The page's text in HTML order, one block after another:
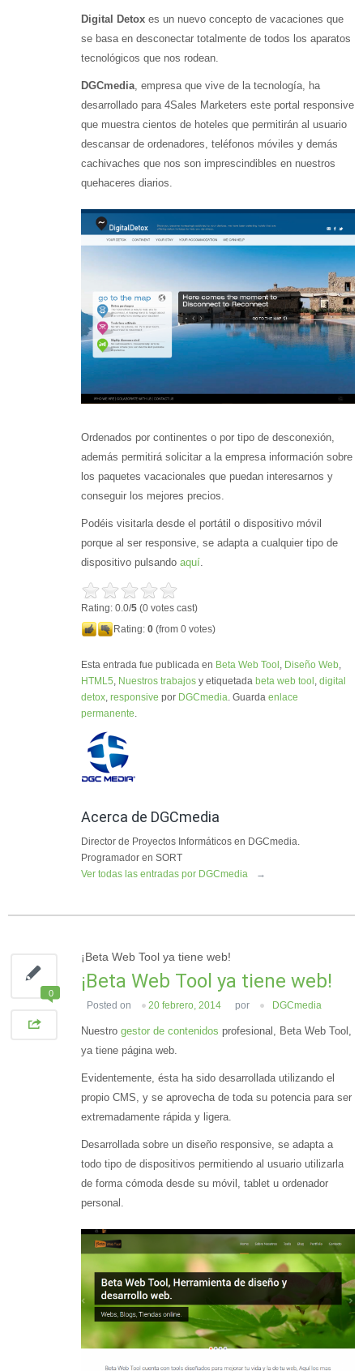
Digital Detox es un nuevo concepto de vacaciones que
se basa en desconectar totalmente de todos los aparatos
tecnológicos que nos rodean.
DGCmedia, empresa que vive de la tecnología, ha
desarrollado para 4Sales Marketers este portal responsive
que muestra cientos de hoteles que permitirán al usuario
descansar de ordenadores, teléfonos móviles y demás
cachivaches que nos son imprescindibles en nuestros
quehaceres diarios.
Ordenados por continentes o por tipo de desconexión,
además permitirá solicitar a la empresa información sobre
los paquetes vacacionales que puedan interesarnos y
conseguir los mejores precios.
Podéis visitarla desde el portátil o dispositivo móvil
porque al ser responsive, se adapta a cualquier tipo de
dispositivo pulsando aquí
Rating: 0.0/5 (0 votes cast)
Rating: 0 (from 0 votes)
Esta entrada fue publicada en Beta Web Tool , Diseño Web,
HTML5, Nuestros trabajos y etiquetada beta web tool , digital
detox, responsive por DGCmedia. Guarda enlace
permanente.
Acerca de DGCmedia
Director de Proyectos Informáticos en DGCmedia.
Programador en SORT
Ver todas las entradas por DGCmedia
→
0
¡Beta Web Tool ya tiene web!
¡Beta Web Tool ya tiene web!
Posted on 20 febrero, 2014 por DGCmedia
Nuestro gestor de contenidos profesional, Beta Web Tool,
ya tiene página web.
Evidentemente, ésta ha sido desarrollada utilizando el
propio CMS, y se aprovecha de toda su potencia para ser
extremadamente rápida y ligera.
Desarrollada sobre un diseño responsive, se adapta a
todo tipo de dispositivos permitiendo al usuario utilizarla
de forma cómoda desde su móvil, tablet u ordenador
personal.